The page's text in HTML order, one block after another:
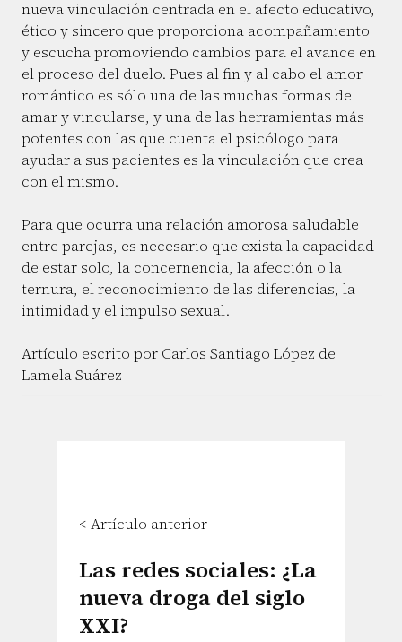
nueva vinculación centrada en el afecto educativo,
ético y sincero que proporciona acompañamiento
y escucha promoviendo cambios para el avance en
el proceso del duelo. Pues al fin y al cabo el amor
romántico es sólo una de las muchas formas de
amar y vincularse, y una de las herramientas más
potentes con las que cuenta el psicólogo para
ayudar a sus pacientes es la vinculación que crea
con el mismo.
Para que ocurra una relación amorosa saludable
entre parejas, es necesario que exista la capacidad
de estar solo, la concernencia, la afección o la
ternura, el reconocimiento de las diferencias, la
intimidad y el impulso sexual.
Artículo escrito por Carlos Santiago López de
Lamela Suárez
< Artículo anterior
Las redes sociales: ¿La
nueva droga del siglo
XXI?